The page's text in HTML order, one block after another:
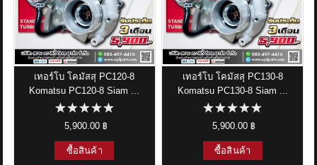
ข่าวสาร
รีวิวลูกค้า
เทอร์โบ โคมัสสุ PC120-8
Komatsu PC120-8 Siam ...
5,900.00 ฿
ซื้อสินค้า
เทอร์โบ โคมัสสุ PC130-8
Komatsu PC130-8 Siam ...
5,900.00 ฿
ซื้อสินค้า